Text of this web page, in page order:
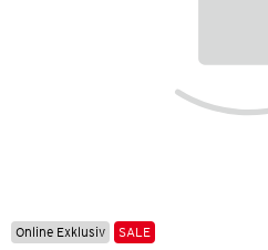
Online Exklusiv SALE